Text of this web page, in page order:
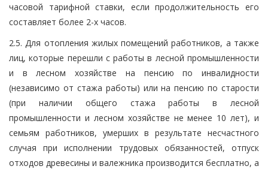
часовой тарифной ставки, если продолжительность его
составляет более 2-х часов.
2.5. Для отопления жилых помещений работников, а также
лиц, которые перешли с работы в лесной промышленности
и в лесном хозяйстве на пенсию по инвалидности
(независимо от стажа работы) или на пенсию по старости
(при наличии общего стажа работы в лесной
промышленности и лесном хозяйстве не менее 10 лет), и
семьям работников, умерших в результате несчастного
случая при исполнении трудовых обязанностей, отпуск
отходов древесины и валежника производится бесплатно, а